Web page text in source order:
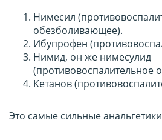
Нимесил
обезболивающее).
Ибупрофен
Нимид, он же нимесулид
(противовоспалительное
Кетанов
Это самые сильные